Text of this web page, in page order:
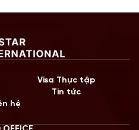
Visa Thực tập
Tin tức
hệ